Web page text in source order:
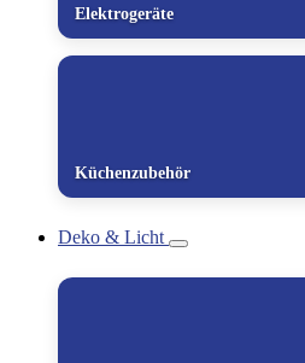
Elektrogeräte
Küchenzubehör
Deko & Licht